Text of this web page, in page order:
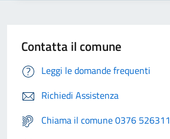
Contatta il comune
Leggi le domande frequenti
Richiedi Assistenza
Chiama il comune 0376 526311